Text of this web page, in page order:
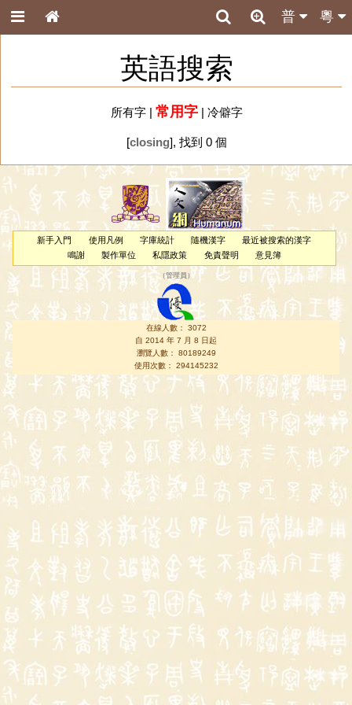
粵
普
英語搜索
所有字| 常用字| 冷僻字
[closing], 找到 0 個
新手入門 使用凡例 字庫統計 隨機漢字
最近被搜索的漢字
鳴謝
製作單位 私隱政策 免責聲明 意見簿
（管理員 ）
在線人數： 3072
自 2014 年 7 月 8 日起
瀏覽人數： 80189249
使用次數： 294145232